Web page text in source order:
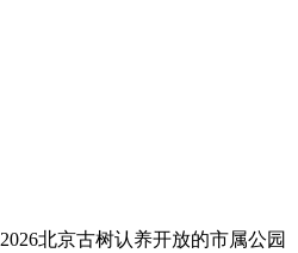
2026北京古树认养开放的市属公园